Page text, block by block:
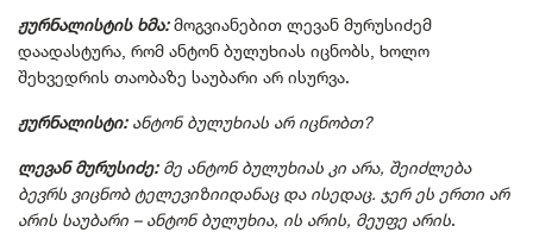
ჟურნალისტის ხმა: მოგვიანებით ლევან მურუსიძემ
დაადასტურა, რომ ანტონ ბულუხიას იცნობს, ხოლო
შეხვედრის თაობაზე საუბარი არ ისურვა.
ჟურნალისტი: ანტონ ბულუხიას არ იცნობთ?
ლევან მურუსიძე: მე ანტონ ბულუხიას კი არა, შეიძლება
ბევრს ვიცნობ ტელევიზიიდანაც და ისედაც. ჯერ ეს ერთი არ
არის საუბარი – ანტონ ბულუხია, ის არის, მეუფე არის.